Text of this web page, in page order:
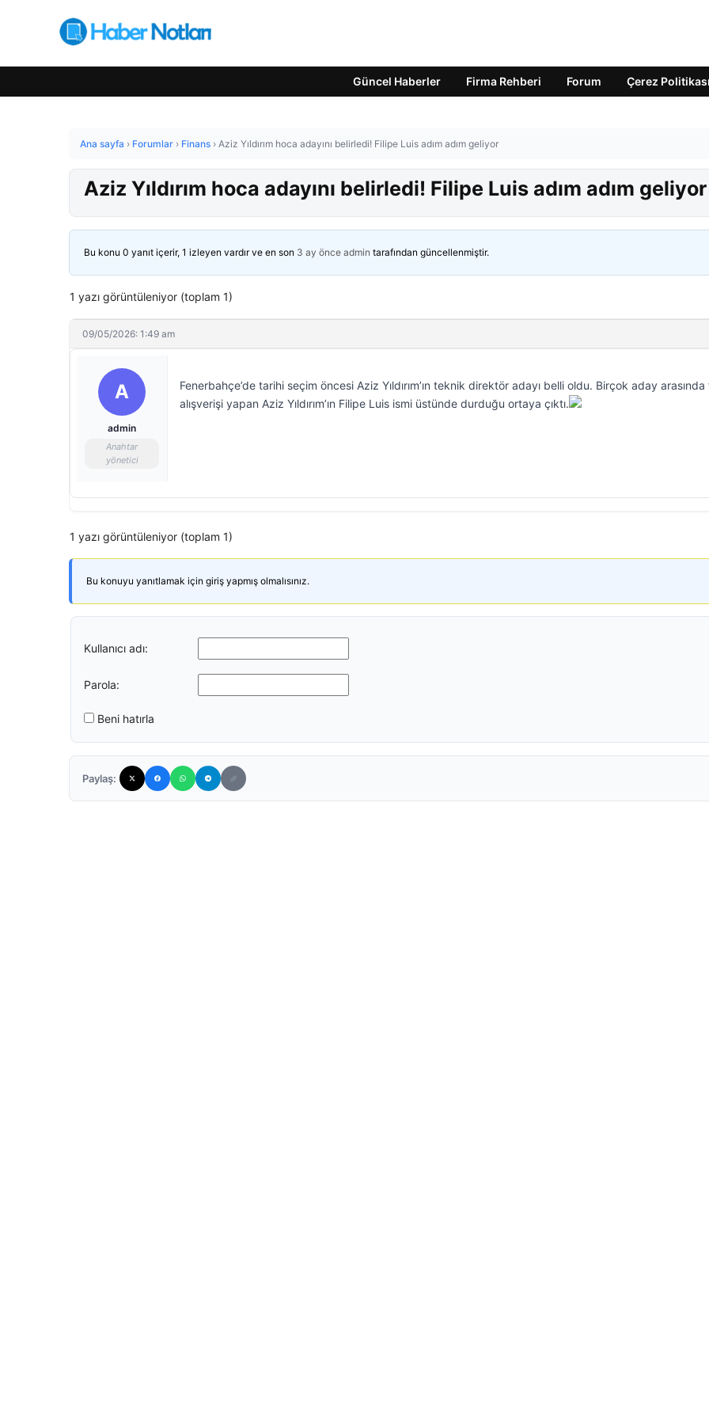
Güncel Haberler Firma Rehberi Forum Çerez Politikası
Ana sayfa › Forumlar › Finans › Aziz Yıldırım hoca adayını belirledi! Filipe Luis adım adım geliyor
Aziz Yıldırım hoca adayını belirledi! Filipe Luis adım adım geliyor
Bu konu 0 yanıt içerir, 1 izleyen vardır ve en son 3 ay önce admin tarafından güncellenmiştir.
1 yazı görüntüleniyor (toplam 1)
09/05/2026: 1:49 am
A
admin
Anahtar
yönetici
Fenerbahçe’de tarihi seçim öncesi Aziz Yıldırım’ın teknik direktör adayı belli oldu. Birçok aday
alışverişi yapan Aziz Yıldırım’ın Filipe Luis ismi üstünde durduğu ortaya çıktı.
1 yazı görüntüleniyor (toplam 1)
Bu konuyu yanıtlamak için giriş yapmış olmalısınız.
Kullanıcı adı:
Parola:
Beni hatırla
Paylaş: